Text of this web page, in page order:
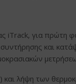
iTrack, για
και
λήψη των